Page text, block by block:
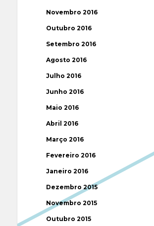
Novembro 2016
Outubro 2016
Setembro 2016
Agosto 2016
Julho 2016
Junho 2016
Maio 2016
Abril 2016
Março 2016
Fevereiro 2016
Janeiro 2016
Dezembro 2015
Novembro 2015
Outubro 2015